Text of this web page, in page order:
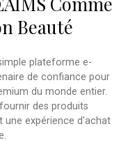
Beauté
plateforme e-
de confiance pour
du monde entier.
des produits
une expérience d'achat